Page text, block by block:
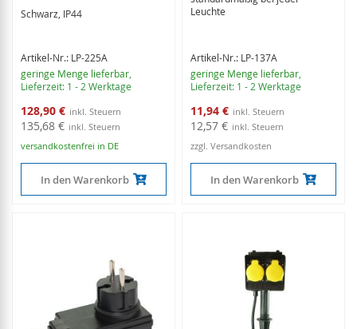
Schwarz, IP44
Artikel-Nr.: LP-225A
geringe Menge lieferbar
Lieferzeit: 1 - 2 Werktage
Sonderangebot
128,90 €
135,68 €
versandkostenfrei in DE
In den Warenkorb
Leuchte
Artikel-Nr.: LP-137A
geringe Menge lieferbar
Lieferzeit: 1 - 2 Werktage
Sonderangebot
11,94 €
12,57 €
zzgl. Versandkosten
In den Warenkorb